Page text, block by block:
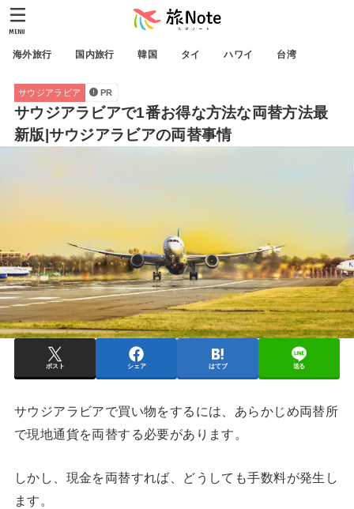
海外旅行 国内旅行 韓国 タイ ハワイ 台湾
MENU
サウジアラビア PR
サウジアラビアで1番お得な方法な両替方法最
新版|サウジアラビアの両替事情
ポスト シェア はてブ 送る
サウジアラビアで買い物をするには、あらかじめ両替所
で現地通貨を両替する必要があります。
しかし、現金を両替すれば、どうしても手数料が発生し
ます。